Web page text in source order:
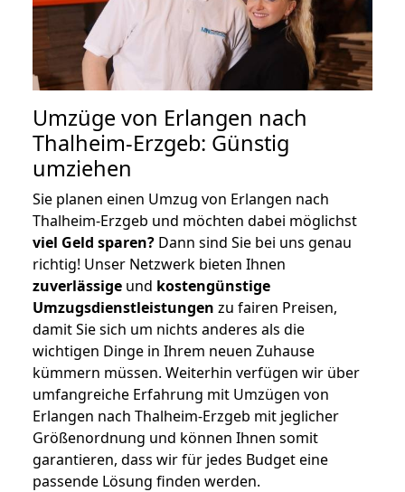
Umzüge von Erlangen nach
Thalheim-Erzgeb: Günstig
umziehen
Sie planen einen Umzug von Erlangen nach
Thalheim-Erzgeb und möchten dabei möglichst
viel Geld sparen? Dann sind Sie bei uns genau
richtig! Unser Netzwerk bieten Ihnen
zuverlässige und kostengünstige
Umzugsdienstleistungen zu fairen Preisen,
damit Sie sich um nichts anderes als die
wichtigen Dinge in Ihrem neuen Zuhause
kümmern müssen. Weiterhin verfügen wir über
umfangreiche Erfahrung mit Umzügen von
Erlangen nach Thalheim-Erzgeb mit jeglicher
Größenordnung und können Ihnen somit
garantieren, dass wir für jedes Budget eine
passende Lösung finden werden.